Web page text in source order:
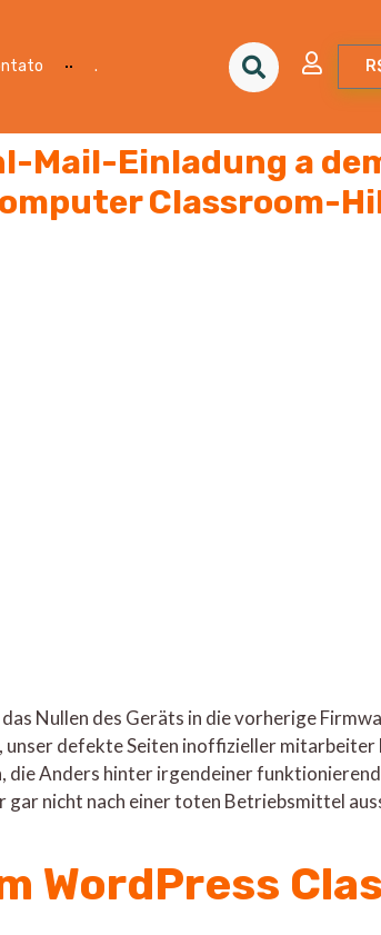
.
Mail-Einladung a
Classroom-
Nullen des Geräts in die vorherige
unser defekte Seiten inoffizieller mitarbeiter
die Anders hinter irgendeiner
gar nicht nach einer toten Betriebsmittel
WordPress